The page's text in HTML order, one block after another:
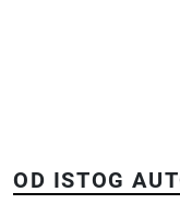
OD ISTOG